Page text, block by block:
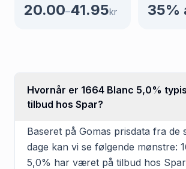
20.00–41.95kr 35%
Hvornår er 1664 Blanc 5,0%
tilbud hos Spar?
Baseret på Gomas prisdata fra de
dage kan vi se følgende mønstre:
5,0% har været på tilbud hos